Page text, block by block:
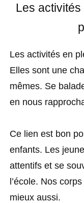
Les
Les activités en
Elles sont une
mêmes. Se
en nous
Ce lien est bon
enfants. Les
attentifs et se
l’école. Nos
mieux aussi.